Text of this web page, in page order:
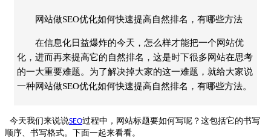
网站做SEO优化如何快速提高自然排名，有哪些方法
在信息化日益爆炸的今天，怎么样才能把一个网站优
化，进而再来提高它的自然排名，这是时下很多网站在思考
的一大重要难题。为了解决掉大家的这一难题，就给大家说
一种网站做SEO优化如何快速提高自然排名，有哪些方法。
今天我们来说说SEO过程中，网站标题要如何写呢？这包括它的书写
顺序、书写格式。下面一起来看看。